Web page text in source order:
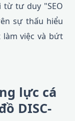
từ tư duy "SEO
sự thấu hiểu
việc và bứt
lực cá
DISC-